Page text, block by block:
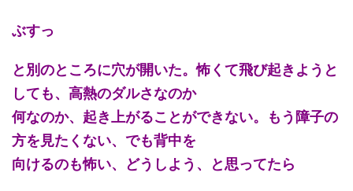
ぶすっ
と別のところに穴が開いた。怖くて飛び起きようと
しても、高熱のダルさなのか
何なのか、起き上がることができない。もう障子の
方を見たくない、でも背中を
向けるのも怖い、どうしよう、と思ってたら